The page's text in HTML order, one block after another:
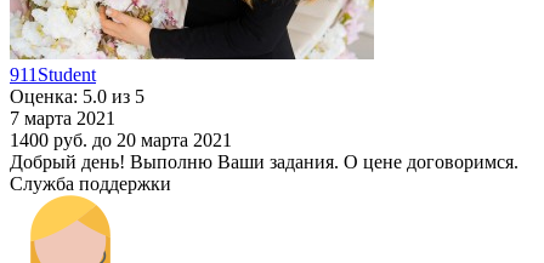
911Student
Оценка: 5.0 из 5
7 марта 2021
1400 руб. до 20 марта 2021
Добрый день! Выполню Ваши задания. О цене договоримся.
Служба поддержки